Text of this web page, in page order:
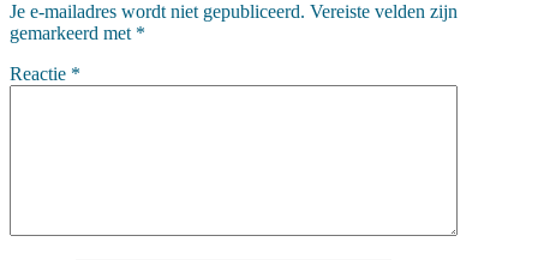
Je e-mailadres wordt niet gepubliceerd. Vereiste velden zijn
gemarkeerd met *
Reactie *